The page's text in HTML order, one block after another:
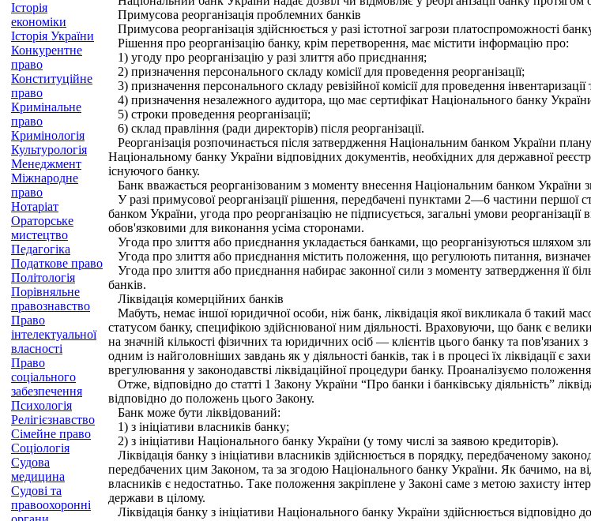
Історія
економіки
Історія України
Конкурентне
право
Конституційне
право
Кримінальне
право
Кримінологія
Культурологія
Менеджмент
Міжнародне
право
Нотаріат
Ораторське
мистецтво
Педагогіка
Податкове право
Політологія
Порівняльне
правознавство
Право
інтелектуальної
власності
Право
соціального
забезпечення
Психологія
Релігієзнавство
Сімейне право
Соціологія
Судова
медицина
Судові та
правоохоронні
Примусова реорганізація проблемних банків
Примусова реорганізація здійснюється у разі істотної загрози платоспроможності
Рішення про реорганізацію банку, крім перетворення, має містити інформацію про:
1) угоду про реорганізацію у разі злиття або приєднання;
2) призначення персонального складу комісії для проведення реорганізації;
3) призначення персонального складу ревізійної комісії для проведення
4) призначення незалежного аудитора, що має сертифікат Національного банку
5) строки проведення реорганізації;
6) склад правління (ради директорів) після реорганізації.
Реорганізація розпочинається після затвердження Національним банком України
Національному банку України відповідних документів, необхідних для державної
існуючого банку.
Банк вважається реорганізованим з моменту внесення Національним банком України
У разі примусової реорганізації рішення, передбачені пунктами 2—6 частини першої
банком України, угода про реорганізацію не підписується, загальні умови
обов'язковими для виконання усіма сторонами.
Угода про злиття або приєднання укладається банками, що реорганізуються шляхом
Угода про злиття або приєднання містить положення, що регулюють питання,
Угода про злиття або приєднання набирає законної сили з моменту затвердження її
банків.
Ліквідація комерційних банків
Мабуть, немає іншої юридичної особи, ніж банк, ліквідація якої викликала б такий
статусом банку, специфікою здійснюваної ним діяльності. Враховуючи, що банк є
на значній кількості фізичних та юридичних осіб — клієнтів цього банку та
одним із найголовніших завдань як у діяльності банків, так і в процесі їх ліквідації є
врегулювання у законодавстві ліквідаційної процедури банку. Проаналізуємо
Отже, відповідно до статті 1 Закону України “Про банки і банківську діяльність”
відповідно до положень цього Закону.
Банк може бути ліквідований:
1) з ініціативи власників банку;
2) з ініціативи Національного банку України (у тому числі за заявою кредиторів).
Ліквідація банку з ініціативи власників здійснюється в порядку, передбаченому
передбачених цим Законом, та за згодою Національного банку України. Як бачимо, на
власників є недостатньо. Таке положення закріплене у Законі саме з метою захисту
держави в цілому.
Ліквідація банку з ініціативи Національного банку України здійснюється